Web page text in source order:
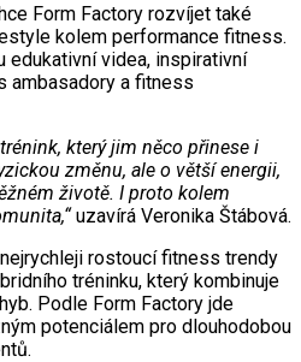
Form Factory rozvíjet také
kolem performance fitness.
edukativní videa, inspirativní
ambasadory a fitness
který jim něco přinese i
změnu, ale o větší energii,
životě. I proto kolem
uzavírá Veronika Štábová.
rostoucí fitness trendy
tréninku, který kombinuje
Podle Form Factory jde
potenciálem pro dlouhodobou